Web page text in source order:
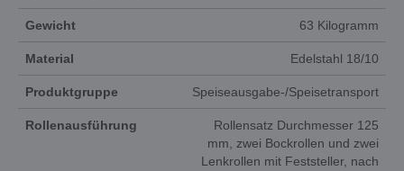
Gewicht 63 Kilogramm
Material Edelstahl 18/10
Produktgruppe Speiseausgabe-/Speisetransport
Rollenausführung
Rollensatz Durchmesser 125
mm, zwei Bockrollen und zwei
Lenkrollen mit Feststeller, nach